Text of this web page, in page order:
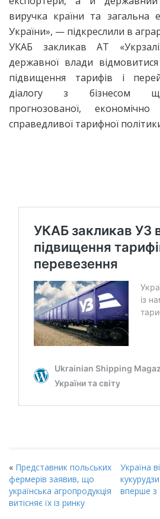
виручка країни та загальна
України», — підкреслили в
УКАБ закликав АТ
державної влади
підвищення тарифів і
діалогу з бізнесом
прогнозованої,
справедливої тарифної
« Представник польських
фермерів заявив, що
українська агропродукція
витісняє їх із ринку
Україна
вперше з